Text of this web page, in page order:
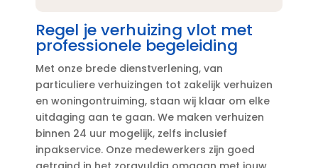
Regel je verhuizing vlot met
professionele begeleiding
Met onze brede dienstverlening, van
particuliere verhuizingen tot zakelijk verhuizen
en woningontruiming, staan wij klaar om elke
uitdaging aan te gaan.​ We maken verhuizen
binnen 24 uur mogelijk, zelfs inclusief
inpakservice.​ Onze medewerkers zijn goed